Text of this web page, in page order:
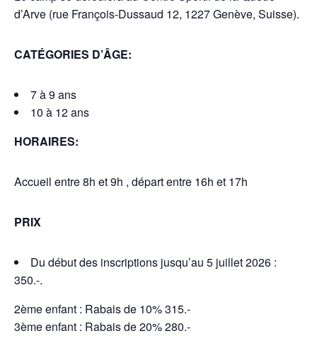
d’Arve (rue François-Dussaud 12, 1227 Genève, Suisse).
CATÉGORIES D’ÂGE:
7 à 9 ans
10 à 12 ans
HORAIRES:
Accueil entre 8h et 9h , départ entre 16h et 17h
PRIX
Du début des inscriptions jusqu’au 5 juillet 2026 :
350.-.
2ème enfant : Rabais de 10% 315.-
3ème enfant : Rabais de 20% 280.-